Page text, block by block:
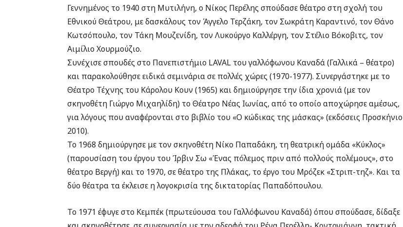
Γεννημένος το 1940 στη Μυτιλήνη, ο Νίκος Περέλης σπούδασε θέατρο στη σχολή του
Εθνικού Θεάτρου, με δασκάλους τον Άγγελο Τερζάκη, τον Σωκράτη Καραντινό, τον Θάνο
Κωτσόπουλο, τον Τάκη Μουζενίδη, τον Λυκούργο Καλλέργη, τον Στέλιο Βόκοβιτς, τον
Αιμίλιο Χουρμούζιο.
Συνέχισε σπουδές στο Πανεπιστήμιο LAVAL του γαλλόφωνου Καναδά (Γαλλικά – θέατρο)
και παρακολούθησε ειδικά σεμινάρια σε πολλές χώρες (1970-1977). Συνεργάστηκε με το
Θέατρο Τέχνης του Κάρολου Κουν (1965) και δημιούργησε την ίδια χρονιά (με τον
σκηνοθέτη Γιώργο Μιχαηλίδη) το Θέατρο Νέας Ιωνίας, από το οποίο αποχώρησε αμέσως,
για λόγους που αναφέρονται στο βιβλίο του «Ο κώδικας της μάσκας» (εκδόσεις Προσκήνιο
2010).
Το 1968 δημιούργησε με τον σκηνοθέτη Νίκο Παπαδάκη, τη θεατρική ομάδα «Κύκλος»
(παρουσίαση του έργου του Ίρβιν Σω «Ένας πόλεμος πριν από πολλούς πολέμους», στο
θέατρο Βεργή) και το 1970, σε θέατρο της Πλάκας, το έργο του Μρόζεκ «Στριπ-τηζ». Και τα
δύο θέατρα τα έκλεισε η λογοκρισία της δικτατορίας Παπαδόπουλου.
Το 1971 έφυγε στο Κεμπέκ (πρωτεύουσα του Γαλλόφωνου Καναδά) όπου σπούδασε, δίδαξε